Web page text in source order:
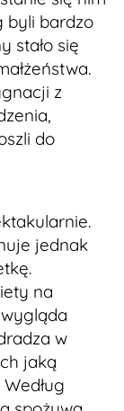
byli bardzo
stało się
z
do
jednak
na
w
jaką